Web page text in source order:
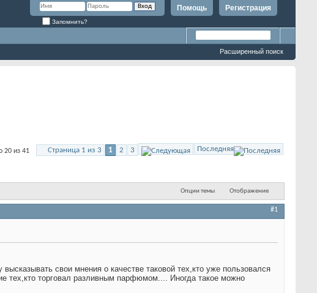
Регистрация
Помощь
Запомнить?
Расширенный поиск
Страница 1 из 3 1 2 3 Последняя
20 из 41
Опции темы Отображение
#1
свои мнения о качестве таковой тех,кто уже пользовался
тех,кто торговал разливным парфюмом.... Иногда такое можно